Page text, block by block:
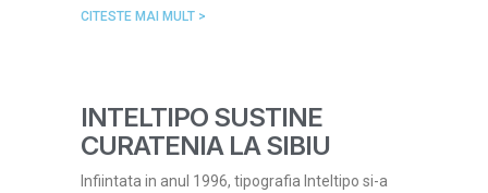
CITESTE MAI MULT >
INTELTIPO SUSTINE
CURATENIA LA SIBIU
Infiintata in anul 1996, tipografia Inteltipo si-a